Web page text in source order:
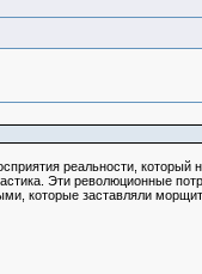
реальности, который
Эти революционные
которые заставляли